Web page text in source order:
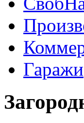
Гаражи